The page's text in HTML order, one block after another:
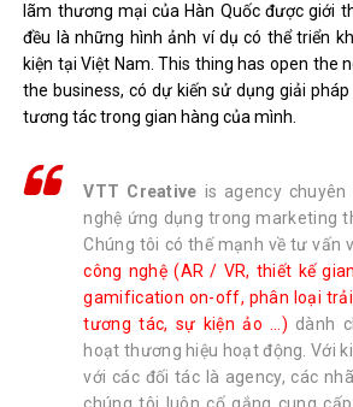
lãm thương mại của Hàn Quốc được giới
đều là những hình ảnh ví dụ có thể triển
kiện tại Việt Nam. This thing has open the
the business, có dự kiến ​​sử dụng giải
tương tác trong gian hàng của mình.
VTT Creative is agency
nghệ ứng dụng trong marketing
Chúng tôi có thế mạnh về tư vấn
công nghệ (AR / VR, thiết kế
gamification on-off, phân loại
tương tác, sự kiện ảo …) dành
hoạt thương hiệu hoạt động. Với
với các đối tác là agency, các